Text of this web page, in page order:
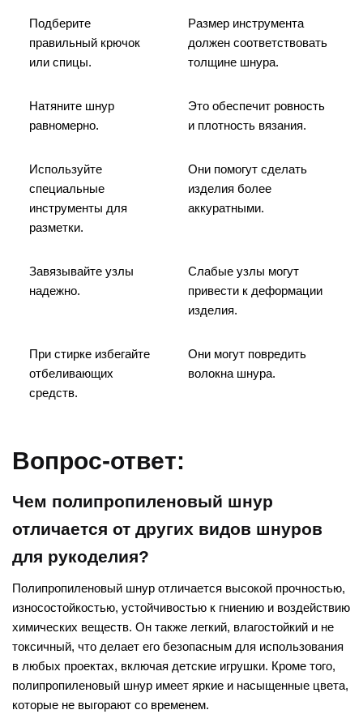
Подберите
правильный крючок
или спицы.
Размер инструмента
должен соответствовать
толщине шнура.
Натяните шнур
равномерно.
Это обеспечит ровность
и плотность вязания.
Используйте
специальные
инструменты для
разметки.
Они помогут сделать
изделия более
аккуратными.
Завязывайте узлы
надежно.
Слабые узлы могут
привести к деформации
изделия.
При стирке избегайте
отбеливающих
средств.
Они могут повредить
волокна шнура.
Вопрос-ответ:
Чем полипропиленовый шнур
отличается от других видов шнуров
для рукоделия?
Полипропиленовый шнур отличается высокой прочностью,
износостойкостью, устойчивостью к гниению и воздействию
химических веществ. Он также легкий, влагостойкий и не
токсичный, что делает его безопасным для использования
в любых проектах, включая детские игрушки. Кроме того,
полипропиленовый шнур имеет яркие и насыщенные цвета,
которые не выгорают со временем.